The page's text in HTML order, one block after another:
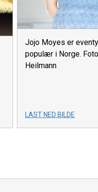
Jojo Moyes er
populær i Norge.
Heilmann
LAST NED BILDE